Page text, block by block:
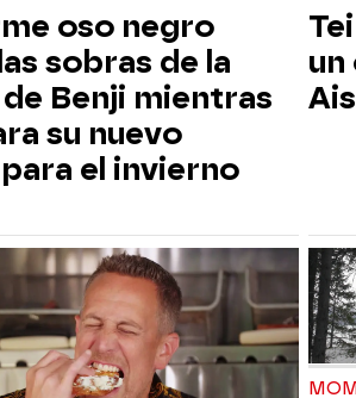
oso negro
sobras de la
Benji mientras
su nuevo
el invierno
un